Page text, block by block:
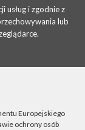
usług i zgodnie z
lub
Europejskiego
ochrony osób